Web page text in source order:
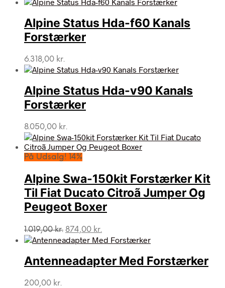
var:
13.757,00 kr..
er:
12.502,00 kr..
Alpine Status Hda-f60 Kanals
Forstærker
6.318,00 kr.
Alpine Status Hda-v90 Kanals
Forstærker
8.050,00 kr.
På Udsalg! 14%
Alpine Swa-150kit Forstærker Kit
Til Fiat Ducato Citroã Jumper Og
Peugeot Boxer
1.019,00kr. Den
oprindelige
var:
1.019,00 kr..
874,00 kr.
aktuelle
er:
874,00 kr..
Antenneadapter Med Forstærker
200,00 kr.